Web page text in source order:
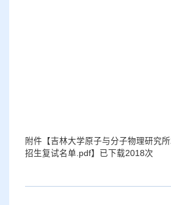
附件【吉林大学原子与分子物理研究
招生复试名单.pdf】已下载2018次